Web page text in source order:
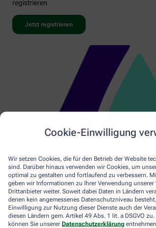
Cookie-Einwilligung
Wir setzen Cookies, die für den Betrieb der Website
sind. Darüber hinaus verwenden wir Cookies, um
optimal zu gestalten und fortlaufend zu verbessern.
geben wir Informationen zu Ihrer Verwendung unserer
Drittanbieter weiter. Soweit dabei Daten in Ländern
denen kein angemessenes Datenschutzniveau
Einwilligung zur Nutzung dieser Dienste auch der
diesen Ländern gem. Artikel 49 Abs. 1 lit. a DSGVO
können Sie unserer Datenschutzerklärung
registrieren
Jetzt registrieren